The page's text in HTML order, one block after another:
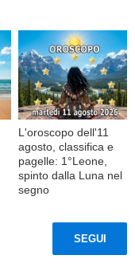
L'oroscopo dell'11
agosto, classifica e
pagelle: 1°Leone,
spinto dalla Luna nel
segno
SEGUI